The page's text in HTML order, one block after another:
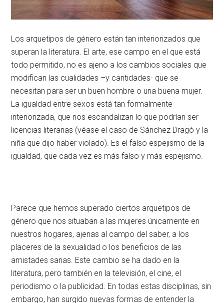
Los arquetipos de género están tan interiorizados que
superan la literatura. El arte, ese campo en el que está
todo permitido, no es ajeno a los cambios sociales que
modifican las cualidades –y cantidades- que se
necesitan para ser un buen hombre o una buena mujer.
La igualdad entre sexos está tan formalmente
interiorizada, que nos escandalizan lo que podrían ser
licencias literarias (véase el caso de Sánchez Dragó y la
niña que dijo haber violado). Es el falso espejismo de la
igualdad, que cada vez es más falso y más espejismo.
Parece que hemos superado ciertos arquetipos de
género que nos situaban a las mujeres únicamente en
nuestros hogares, ajenas al campo del saber, a los
placeres de la sexualidad o los beneficios de las
amistades sanas. Este cambio se ha dado en la
literatura, pero también en la televisión, el cine, el
periodismo o la publicidad. En todas estas disciplinas, sin
embargo, han surgido nuevas formas de entender la